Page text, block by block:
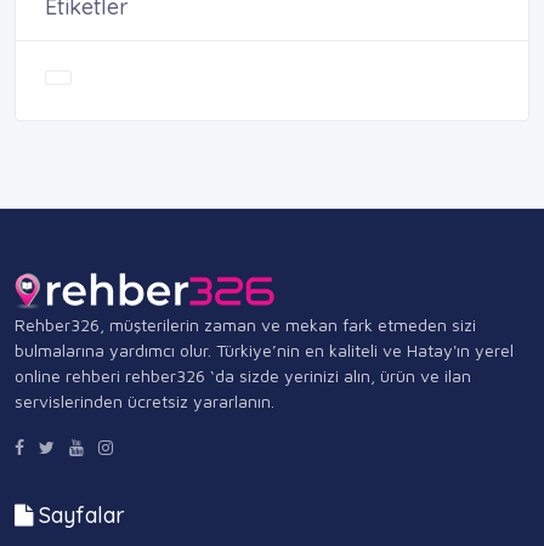
Etiketler
Rehber326, müşterilerin zaman ve mekan fark etmeden sizi
bulmalarına yardımcı olur. Türkiye’nin en kaliteli ve Hatay'ın yerel
online rehberi rehber326 ‘da sizde yerinizi alın, ürün ve ilan
servislerinden ücretsiz yararlanın.
Sayfalar